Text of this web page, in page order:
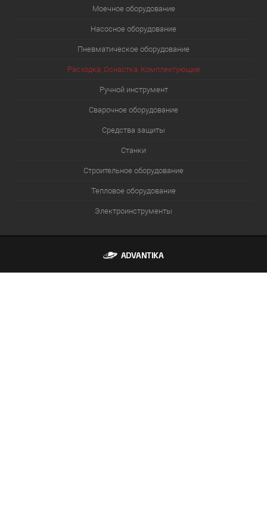
Моечное оборудование
Насосное оборудование
Пневматическое оборудование
Расходка, Оснастка, Комплектующие
Ручной инструмент
Сварочное оборудование
Средства защиты
Станки
Строительное оборудование
Тепловое оборудование
Электроинструменты